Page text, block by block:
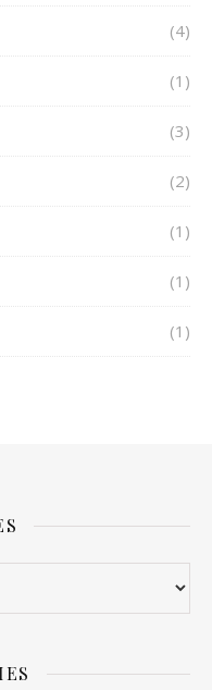
(4)
(1)
(3)
(2)
(1)
(1)
(1)